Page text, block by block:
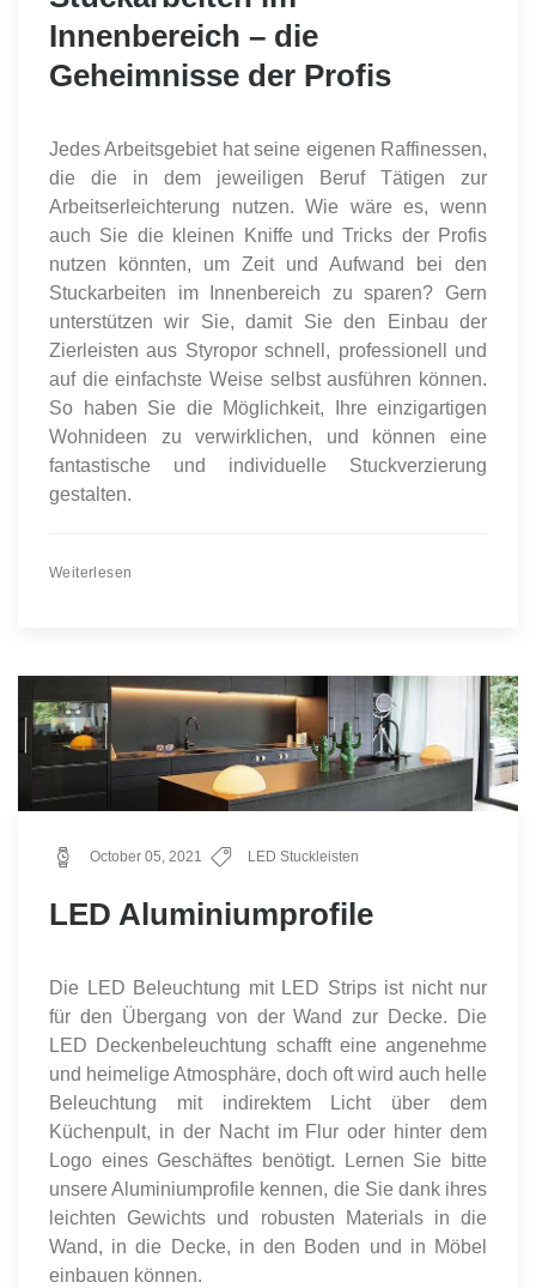
Innenbereich – die
Geheimnisse der Profis
Jedes Arbeitsgebiet hat seine eigenen Raffinessen,
die die in dem jeweiligen Beruf Tätigen zur
Arbeitserleichterung nutzen. Wie wäre es, wenn
auch Sie die kleinen Kniffe und Tricks der Profis
nutzen könnten, um Zeit und Aufwand bei den
Stuckarbeiten im Innenbereich zu sparen? Gern
unterstützen wir Sie, damit Sie den Einbau der
Zierleisten aus Styropor schnell, professionell und
auf die einfachste Weise selbst ausführen können.
So haben Sie die Möglichkeit, Ihre einzigartigen
Wohnideen zu verwirklichen, und können eine
fantastische und individuelle Stuckverzierung
gestalten.
Weiterlesen
October 05, 2021 LED Stuckleisten
LED Aluminiumprofile
Die LED Beleuchtung mit LED Strips ist nicht nur
für den Übergang von der Wand zur Decke. Die
LED Deckenbeleuchtung schafft eine angenehme
und heimelige Atmosphäre, doch oft wird auch helle
Beleuchtung mit indirektem Licht über dem
Küchenpult, in der Nacht im Flur oder hinter dem
Logo eines Geschäftes benötigt. Lernen Sie bitte
unsere Aluminiumprofile kennen, die Sie dank ihres
leichten Gewichts und robusten Materials in die
Wand, in die Decke, in den Boden und in Möbel
einbauen können.